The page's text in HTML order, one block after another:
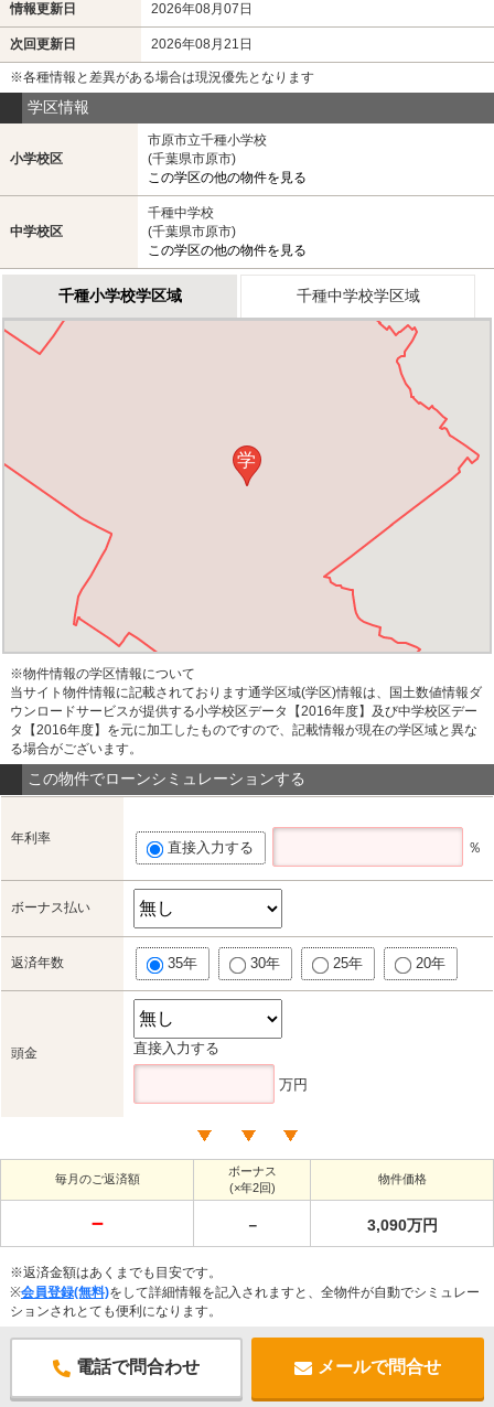
情報更新日 2026年08月07日
次回更新日 2026年08月21日
※各種情報と差異がある場合は現況優先となります
学区情報
小学校区
市原市立千種小学校
(千葉県市原市)
この学区の他の物件を見る
中学校区
千種中学校
(千葉県市原市)
この学区の他の物件を見る
千種小学校学区域 千種中学校学区域
学
※物件情報の学区情報について
当サイト物件情報に記載されております通学区域(学区)情報は、国土数値情報ダ
ウンロードサービスが提供する小学校区データ【2016年度】及び中学校区デー
タ【2016年度】を元に加工したものですので、記載情報が現在の学区域と異な
る場合がございます。
この物件でローンシミュレーションする
年利率
直接入力する ％
ボーナス払い
返済年数 35年 30年 25年 20年
頭金 直接入力する
万円
毎月のご返済額
ボーナス
(×年2回)
物件価格
－ － 3,090万円
※返済金額はあくまでも目安です。
※会員登録(無料)をして詳細情報を記入されますと、全物件が自動でシミュレー
ションされとても便利になります。
電話で問合わせ メールで問合せ